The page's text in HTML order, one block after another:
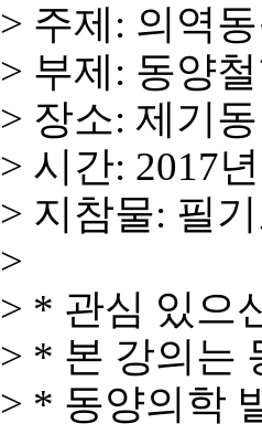
> 주제: 의역
> 부제: 동양
> 장소: 제기
> 시간: 2017
> 지참물: 필
>
> * 관심 있으
> * 본 강의는
> * 동양의학